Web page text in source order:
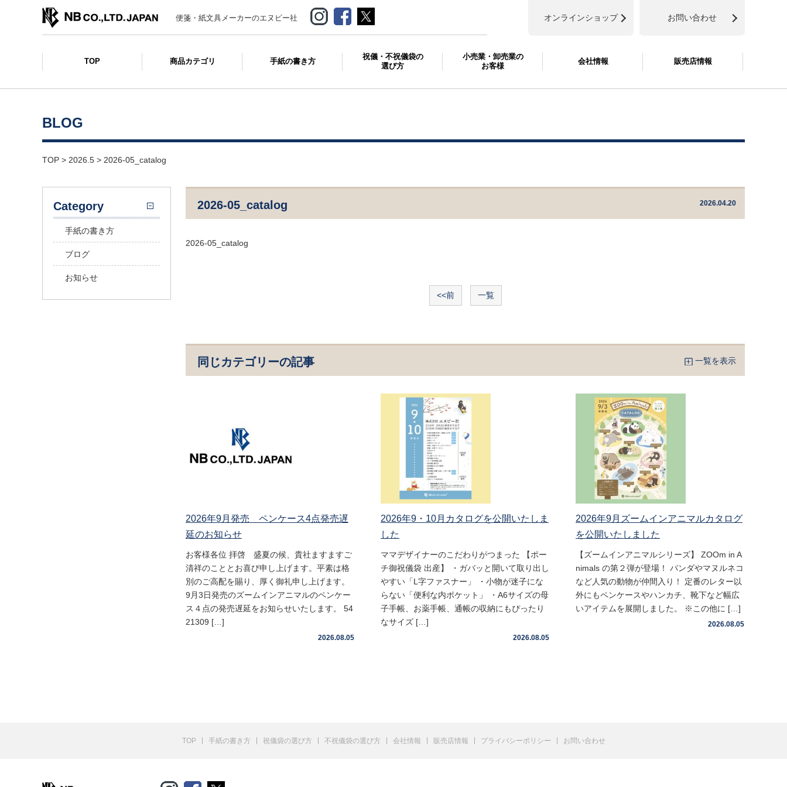
便箋・紙文具メーカーのエヌビー社 お問い合わせ
オンラインショップ
TOP 商品カテゴリ 手紙の書き方
祝儀・不祝儀袋の
選び方
小売業・卸売業の
お客様
会社情報 販売店情報
BLOG
TOP > 2026.5 > 2026-05_catalog
2026-05_catalog 2026.04.20
2026-05_catalog
<<前 一覧
同じカテゴリーの記事 一覧を表示
2026年9月発売 ペンケース4点発売遅
延のお知らせ
お客様各位 拝啓 盛夏の候、貴社ますますご
清祥のこととお喜び申し上げます。平素は格
別のご高配を賜り、厚く御礼申し上げます。
9月3日発売のズームインアニマルのペンケー
ス４点の発売遅延をお知らせいたします。 54
21309 […]
2026.08.05
2026年9・10月カタログを公開いたしま
した
ママデザイナーのこだわりがつまった 【ポー
チ御祝儀袋 出産】 ・ガバッと開いて取り出し
やすい「L字ファスナー」 ・小物が迷子にな
らない「便利な内ポケット」 ・A6サイズの母
子手帳、お薬手帳、通帳の収納にもぴったり
なサイズ […]
2026.08.05
2026年9月ズームインアニマルカタログ
を公開いたしました
【ズームインアニマルシリーズ】 ZOOm in A
nimals の第２弾が登場！ パンダやマヌルネコ
など人気の動物が仲間入り！ 定番のレター以
外にもペンケースやハンカチ、靴下など幅広
いアイテムを展開しました。 ※この他に […]
2026.08.05
Category
手紙の書き方
ブログ
お知らせ
TOP 手紙の書き方 祝儀袋の選び方 不祝儀袋の選び方 会社情報 販売店情報 プライバシーポリシー お問い合わせ